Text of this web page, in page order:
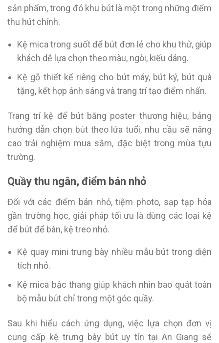
sản phẩm, trong đó khu bút là một trong những điểm
thu hút chính.
Kệ mica trong suốt để bút đơn lẻ cho khu thử, giúp
khách dễ lựa chọn theo màu, ngòi, kiểu dáng.
Kệ gỗ thiết kế riêng cho bút máy, bút ký, bút quà
tặng, kết hợp ánh sáng và trang trí tạo điểm nhấn.
Trang trí kệ để bút bằng poster thương hiệu, bảng
hướng dẫn chọn bút theo lứa tuổi, nhu cầu sẽ nâng
cao trải nghiệm mua sắm, đặc biệt trong mùa tựu
trường.
Quầy thu ngân, điểm bán nhỏ
Đối với các điểm bán nhỏ, tiệm photo, sạp tạp hóa
gần trường học, giải pháp tối ưu là dùng các loại kệ
để bút để bàn, kệ treo nhỏ.
Kệ quay mini trưng bày nhiều mẫu bút trong diện
tích nhỏ.
Kệ mica bậc thang giúp khách nhìn bao quát toàn
bộ mẫu bút chỉ trong một góc quầy.
Sau khi hiểu cách ứng dụng, việc lựa chọn đơn vị
cung cấp kệ trưng bày bút uy tín tại An Giang sẽ